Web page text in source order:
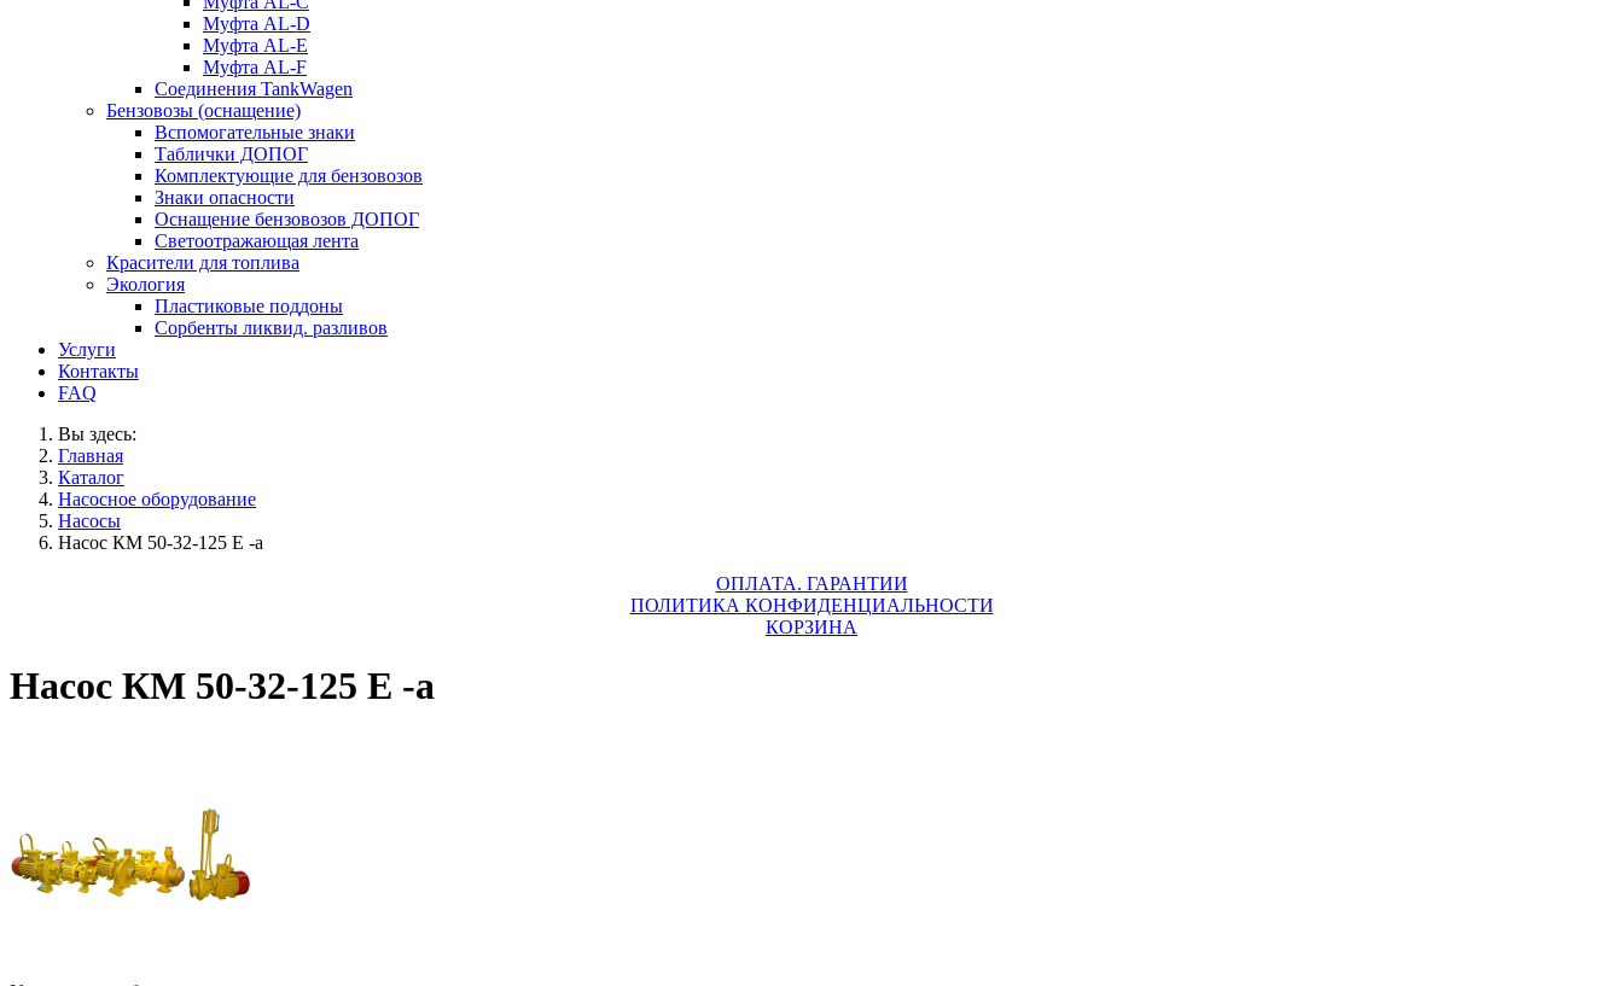
Муфта AL-D
Муфта AL-E
Муфта AL-F
Соединения TankWagen
Бензовозы (оснащение)
Вспомогательные знаки
Таблички ДОПОГ
Комплектующие для бензовозов
Знаки опасности
Оснащение бензовозов ДОПОГ
Светоотражающая лента
Красители для топлива
Экология
Пластиковые поддоны
Сорбенты ликвид. разливов
Услуги
Контакты
FAQ
Вы здесь:
Главная
Каталог
Насосное оборудование
Насосы
Насос КМ 50-32-125 Е -а
ОПЛАТА. ГАРАНТИИ
ПОЛИТИКА КОНФИДЕНЦИАЛЬНОСТИ
КОРЗИНА
Насос КМ 50-32-125 Е -а